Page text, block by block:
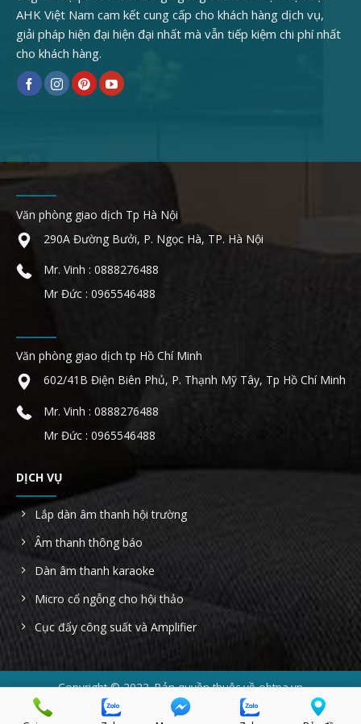
AHK Việt Nam cam kết cung cấp cho khách hàng dịch vụ,
giải pháp hiện đại hiện đại nhất mà vẫn tiếp kiệm chi phí nhất
cho khách hàng.
Văn phòng giao dịch Tp Hà Nội
290A Đường Bưởi, P. Ngọc Hà, TP. Hà Nội
Mr. Vinh : 0888276488
Mr Đức : 0965546488
Văn phòng giao dịch tp Hồ Chí Minh
602/41B Điện Biên Phủ, P. Thạnh Mỹ Tây, Tp Hồ Chí Minh
Mr. Vinh : 0888276488
Mr Đức : 0965546488
DỊCH VỤ
Lắp dàn âm thanh hội trường
Âm thanh thông báo
Dàn âm thanh karaoke
Micro cổ ngỗng cho hội thảo
Cục đẩy công suất và Amplifier
Copyright © 2023. Bản quyền thuộc về obtpa.vn
Công ty TNHH AHK Sài Gòn - MST: 0314022854 - Địa chỉ: 602/41B
Điện Biên Phủ, Phường 22, Quận Bình Thạnh, Tp Hồ Chí Minh.